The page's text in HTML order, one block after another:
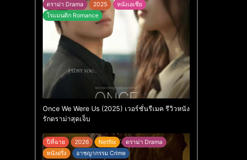
ดราม่า Drama 2025
หนังเอเชีย
โรแมนติก Romance
Once We Were Us (2025) เวอร์ชั่นรีเมค รีวิวหนัง
รักดราม่าสุดเจ็บ
ปีที่ฉาย 2026 Netflix
ดราม่า Drama
หนังฝรั่ง
อาชญากรรม Crime